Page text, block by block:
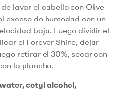
lavar el cabello con Olive
exceso de humedad con un
baja. Luego dividir el
el Forever Shine, dejar
retirar el 30%, secar con
la plancha.
cetyl alcohol,